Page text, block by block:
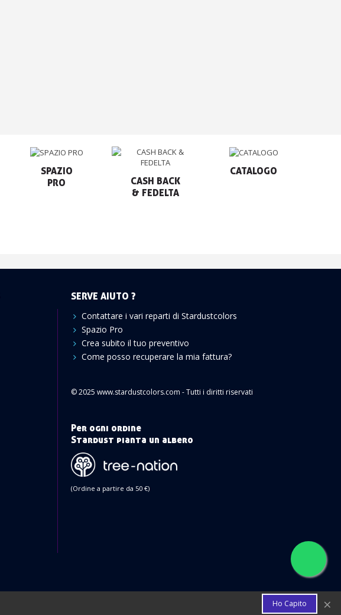
SPAZIO
PRO
CASH BACK
& FEDELTA
CATALOGO
SERVE AIUTO ?
Contattare i vari reparti di Stardustcolors
Spazio Pro
Crea subito il tuo preventivo
Come posso recuperare la mia fattura?
© 2025 www.stardustcolors.com - Tutti i diritti riservati
Per ogni ordine
Stardust pianta un albero
(Ordine a partire da 50 €)
Ho Capito ×